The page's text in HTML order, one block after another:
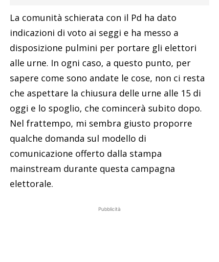
La comunità schierata con il Pd ha dato
indicazioni di voto ai seggi e ha messo a
disposizione pulmini per portare gli elettori
alle urne. In ogni caso, a questo punto, per
sapere come sono andate le cose, non ci resta
che aspettare la chiusura delle urne alle 15 di
oggi e lo spoglio, che comincerà subito dopo.
Nel frattempo, mi sembra giusto proporre
qualche domanda sul modello di
comunicazione offerto dalla stampa
mainstream durante questa campagna
elettorale.
Pubblicità